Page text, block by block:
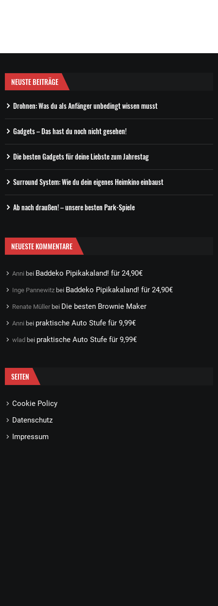
NEUSTE BEITRÄGE
Drohnen: Was du als Anfänger unbedingt wissen musst
Gadgets – Das hast du noch nicht gesehen!
Die besten Gadgets für deine Liebste zum Jahrestag
Surround System: Wie du dein eigenes Heimkino einbaust
Ab nach draußen! – unsere besten Park-Spiele
NEUESTE KOMMENTARE
Anni bei Baddeko Pipikakaland! für 24,90€
Inge Pannewitz bei Baddeko Pipikakaland! für 24,90€
Renate Müller bei Die besten Brownie Maker
Anni bei praktische Auto Stufe für 9,99€
wlad bei praktische Auto Stufe für 9,99€
SEITEN
Cookie Policy
Datenschutz
Impressum